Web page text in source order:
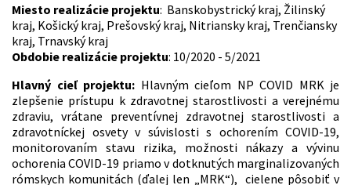
Miesto realizácie projektu: Banskobystrický kraj, Žilinský
kraj, Košický kraj, Prešovský kraj, Nitriansky kraj, Trenčiansky
kraj, Trnavský kraj
Obdobie realizácie projektu: 10/2020 - 5/2021
Hlavný cieľ projektu: Hlavným cieľom NP COVID MRK je
zlepšenie prístupu k zdravotnej starostlivosti a verejnému
zdraviu, vrátane preventívnej zdravotnej starostlivosti a
zdravotníckej osvety v súvislosti s ochorením COVID-19,
monitorovaním stavu rizika, možnosti nákazy a vývinu
ochorenia COVID-19 priamo v dotknutých marginalizovaných
rómskych komunitách (ďalej len „MRK“), cielene pôsobiť v